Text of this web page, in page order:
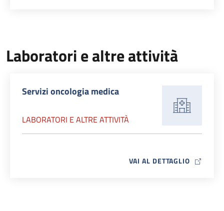
Laboratori e altre attività
Servizi oncologia medica
LABORATORI E ALTRE ATTIVITÀ
VAI AL DETTAGLIO MAP ICON